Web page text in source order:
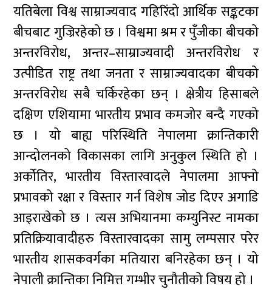
यतिबेला विश्व साम्राज्यवाद गहिरिंदो आर्थिक सङ्कटका
बीचबाट गुज्रिरहेको छ । विश्वमा श्रम र पुँजीका बीचको
अन्तरविरोध, अन्तर–साम्राज्यवादी अन्तरविरोध र
उत्पीडित राष्ट्र तथा जनता र साम्राज्यवादका बीचको
अन्तरविरोध सबै चर्किरहेका छन् । क्षेत्रीय हिसाबले
दक्षिण एशियामा भारतीय प्रभाव कमजोर बन्दै गएको
छ । यो बाह्य परिस्थिति नेपालमा क्रान्तिकारी
आन्दोलनको विकासका लागि अनुकुल स्थिति हो ।
अर्कोतिर, भारतीय विस्तारवादले नेपालमा आफ्नो
प्रभावको रक्षा र विस्तार गर्न विशेष जोड दिएर अगाडि
आइराखेको छ । त्यस अभियानमा कम्युनिस्ट नामका
प्रतिक्रियावादीहरु विस्तारवादका सामु लम्पसार परेर
भारतीय शासकवर्गका मतियारा बनिरहेका छन् । यो
नेपाली क्रान्तिका निमित्त गम्भीर चुनौतीको विषय हो ।